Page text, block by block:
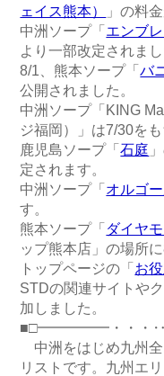
ェイス熊本）
」の料
中洲ソープ「 エンブ
より一部改定されまし
8/1、熊本ソープ「バ
公開されました。
中洲ソープ「KING
ジ福岡）」は7/30を
鹿児島ソープ「石庭
定されます。
中洲ソープ「 オルゴ
す。
熊本ソープ「 ダイヤ
ップ熊本店」の場所
トップページの「 お
STDの関連サイトや
加しました。
■□━━━━━・・
中洲をはじめ九州
リストです。九州エ